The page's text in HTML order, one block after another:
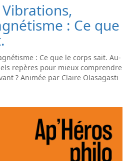
: Ce que
: Ce que le corps sait. Au-
repères pour mieux comprendre
? Animée par Claire Olasagasti